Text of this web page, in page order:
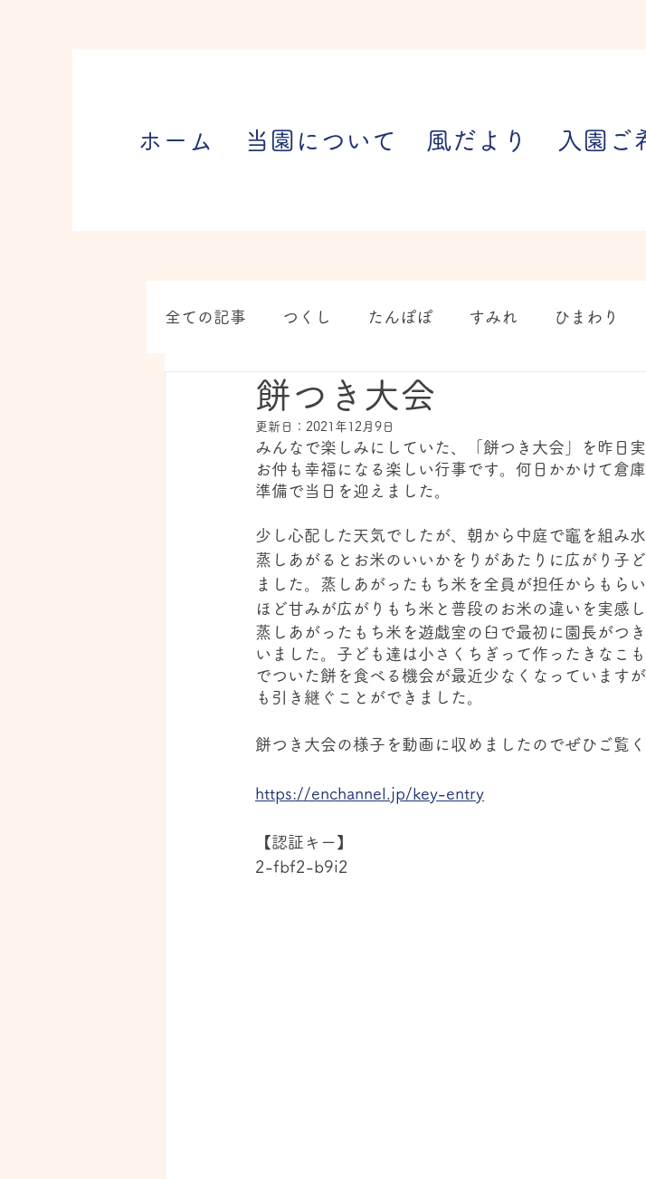
ホーム 当園について 風だより 入園ご
全ての記事 つくし たんぽぽ すみれ ひまわり
餅つき大会
更新日： 2021年12月9日
みんなで楽しみにしていた、「餅つき大会」を昨日
お仲も幸福になる楽しい行事です。何日かかけて倉
準備で当日を迎えました。
少し心配した天気でしたが、朝から中庭で竈を組み
蒸しあがるとお米のいいかをりがあたりに広がり子
ました。蒸しあがったもち米を全員が担任からもら
ほど甘みが広がりもち米と普段のお米の違いを実感し
蒸しあがったもち米を遊戯室の臼で最初に園長がつ
いました。子ども達は小さくちぎって作ったきなこ
でついた餅を食べる機会が最近少なくなっています
も引き継ぐことができました。
餅つき大会の様子を動画に収めましたのでぜひご覧く
https://enchannel.jp/key-entry
【認証キー】
2-fbf2-b9i2